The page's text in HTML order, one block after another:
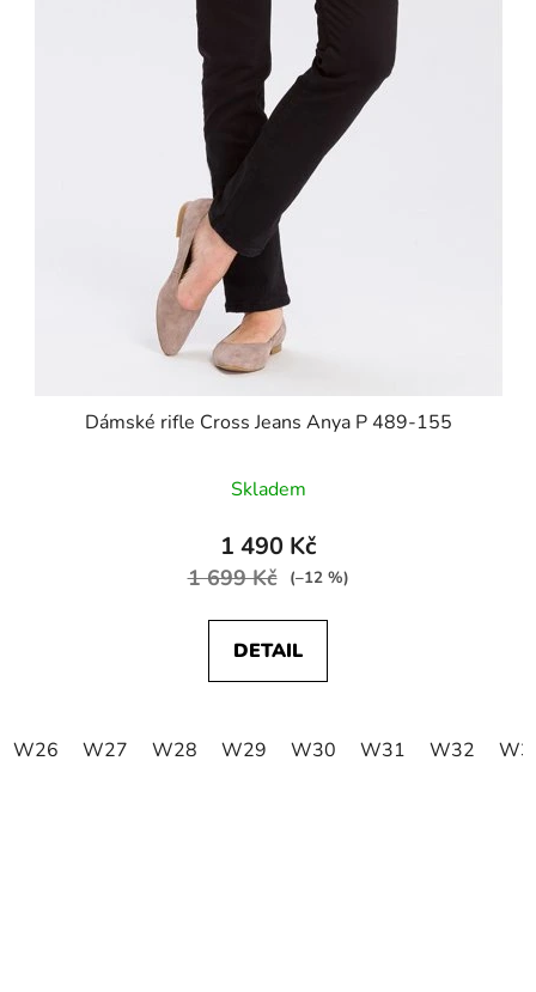
Dámské rifle Cross Jeans Anya P 489-155
Skladem
1 490 Kč
1 699 Kč (–12 %)
DETAIL
W26 W27 W28 W29 W30 W31 W32